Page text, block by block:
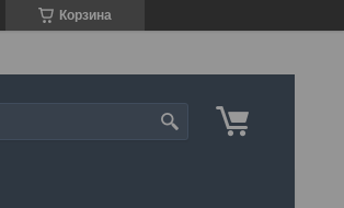
Корзина